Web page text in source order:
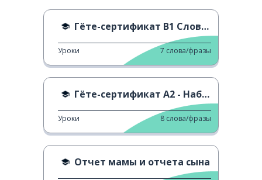
Гёте-сертификат B1 Словарь - Сокращения
Уроки 7 слова/фразы
Гёте-сертификат A2 - Набор выражений
Уроки 8 слова/фразы
Отчет мамы и отчета сына